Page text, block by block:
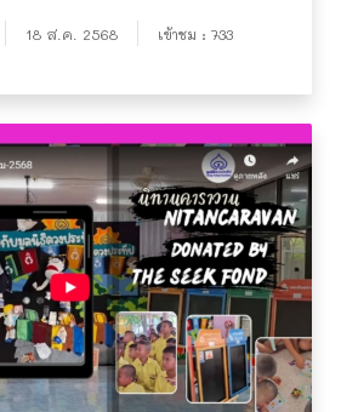
18 ส.ค. 2568 เข้าชม : 733